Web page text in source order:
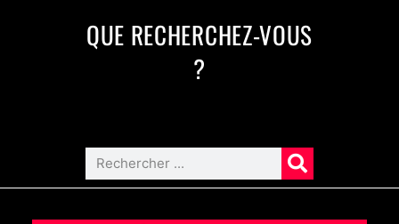
QUE RECHERCHEZ-VOUS
?